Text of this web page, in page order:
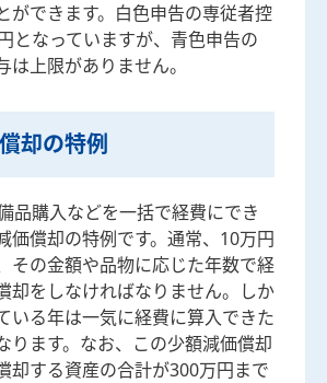
ができます。白色申告の専従者控
となっていますが、青色申告の
は上限がありません。
却の特例
品購入などを一括で経費にでき
価償却の特例です。通常、10万円
その金額や品物に応じた年数で経
却をしなければなりません。しか
いる年は一気に経費に算入できた
ります。なお、この少額減価償却
却する資産の合計が300万円まで